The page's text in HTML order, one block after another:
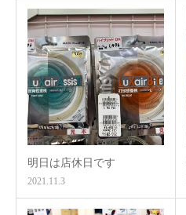
明日は店休日です
2021.11.3